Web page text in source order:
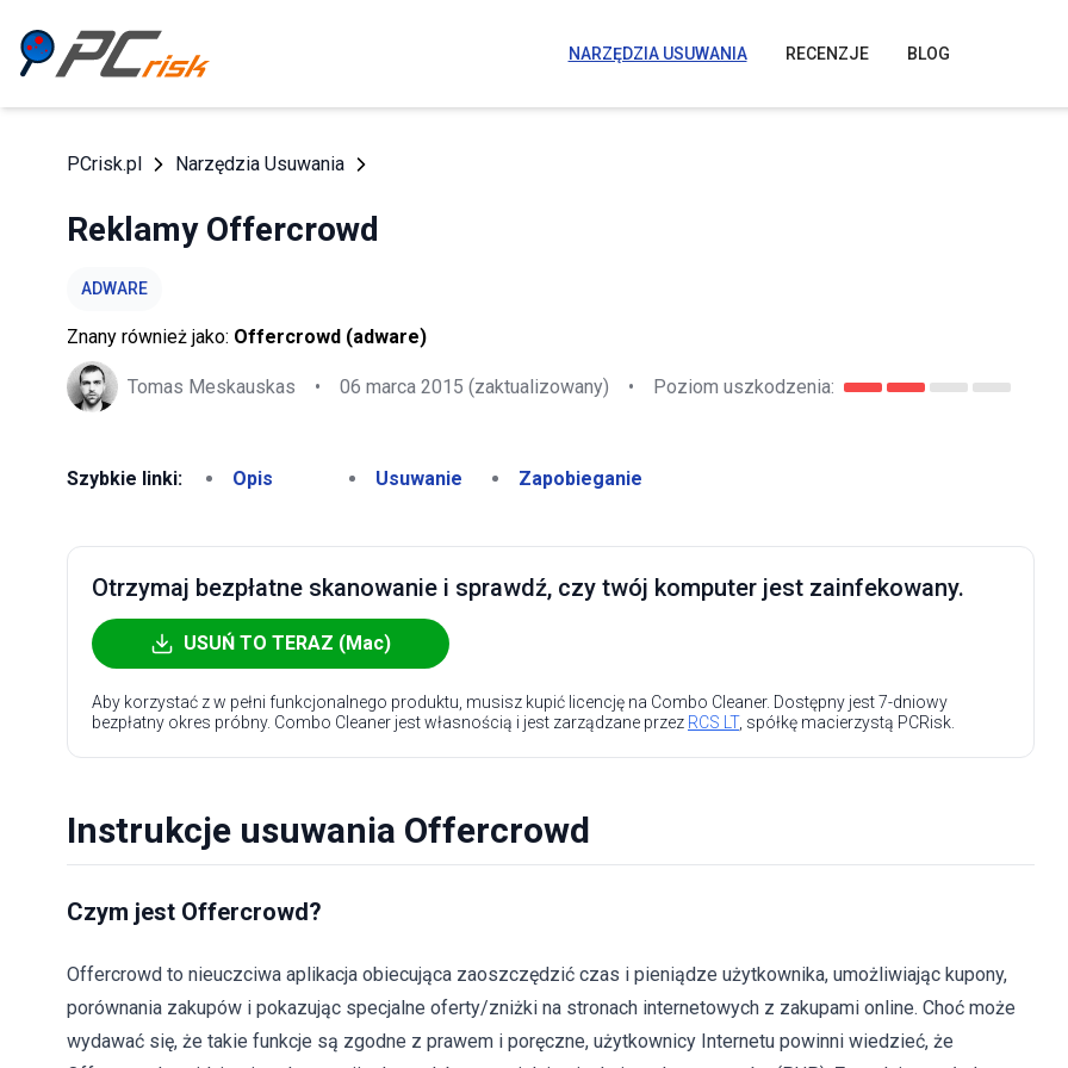
NARZĘDZIA USUWANIA RECENZJE BLOG
PCrisk.pl Narzędzia Usuwania
Reklamy Offercrowd
ADWARE
Znany również jako: Offercrowd (adware)
Tomas Meskauskas • 06 marca 2015 (zaktualizowany) • Poziom uszkodzenia:
Szybkie linki: Opis Usuwanie Zapobieganie
Otrzymaj bezpłatne skanowanie i sprawdź, czy twój komputer jest zainfekowany.
USUŃ TO TERAZ (Mac)
Aby korzystać z w pełni funkcjonalnego produktu, musisz kupić licencję na Combo Cleaner. Dostępny jest 7-dniowy
bezpłatny okres próbny. Combo Cleaner jest własnością i jest zarządzane przez RCS LT, spółkę macierzystą PCRisk.
Instrukcje usuwania Offercrowd
Czym jest Offercrowd?
Offercrowd to nieuczciwa aplikacja obiecująca zaoszczędzić czas i pieniądze użytkownika, umożliwiając kupony,
porównania zakupów i pokazując specjalne oferty/zniżki na stronach internetowych z zakupami online. Choć może
wydawać się, że takie funkcje są zgodne z prawem i poręczne, użytkownicy Internetu powinni wiedzieć, że